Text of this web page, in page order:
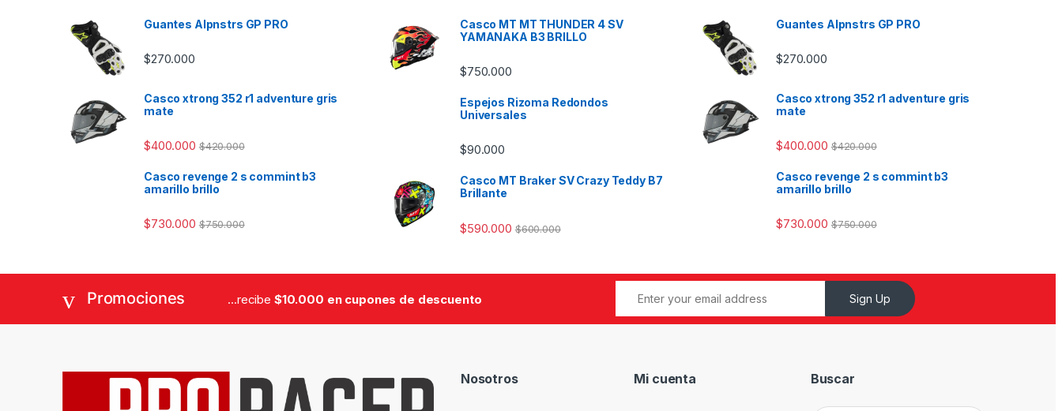
Guantes Alpnstrs GP PRO
$270.000
Casco xtrong 352 r1 adventure gris
mate
$400.000 $420.000
Casco revenge 2 s commint b3
amarillo brillo
$730.000 $750.000
Casco MT MT THUNDER 4 SV
YAMANAKA B3 BRILLO
$750.000
Espejos Rizoma Redondos
Universales
$90.000
Casco MT Braker SV Crazy Teddy B7
Brillante
$590.000 $600.000
Guantes Alpnstrs GP PRO
$270.000
Casco xtrong 352 r1 adventure gris
mate
$400.000 $420.000
Casco revenge 2 s commint b3
amarillo brillo
$730.000 $750.000
Promociones ...recibe $10.000 en cupones de descuento Sign Up
Nosotros Mi cuenta Buscar